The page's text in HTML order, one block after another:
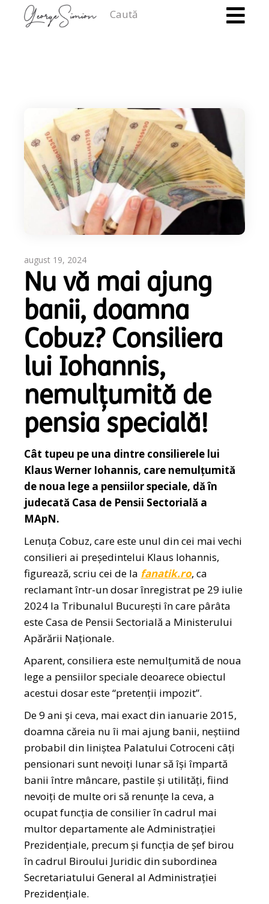
august 19, 2024
Nu vă mai ajung
banii, doamna
Cobuz? Consiliera
lui Iohannis,
nemulțumită de
pensia specială!
Cât tupeu pe una dintre consilierele lui
Klaus Werner Iohannis, care nemulţumită
de noua lege a pensiilor speciale, dă în
judecată Casa de Pensii Sectorială a
MApN.
Lenuţa Cobuz, care este unul din cei mai vechi
consilieri ai preşedintelui Klaus Iohannis,
figurează, scriu cei de la fanatik.ro, ca
reclamant într-un dosar înregistrat pe 29 iulie
2024 la Tribunalul Bucureşti în care pârâta
este Casa de Pensii Sectorială a Ministerului
Apărării Naţionale.
Aparent, consiliera este nemulţumită de noua
lege a pensiilor speciale deoarece obiectul
acestui dosar este “pretenţii impozit”.
De 9 ani și ceva, mai exact din ianuarie 2015,
doamna căreia nu îi mai ajung banii, neștiind
probabil din liniștea Palatului Cotroceni câți
pensionari sunt nevoiți lunar să își împartă
banii între mâncare, pastile și utilități, fiind
nevoiți de multe ori să renunțe la ceva, a
ocupat funcţia de consilier în cadrul mai
multor departamente ale Administraţiei
Prezidenţiale, precum şi funcţia de şef birou
în cadrul Biroului Juridic din subordinea
Secretariatului General al Administraţiei
Prezidenţiale.